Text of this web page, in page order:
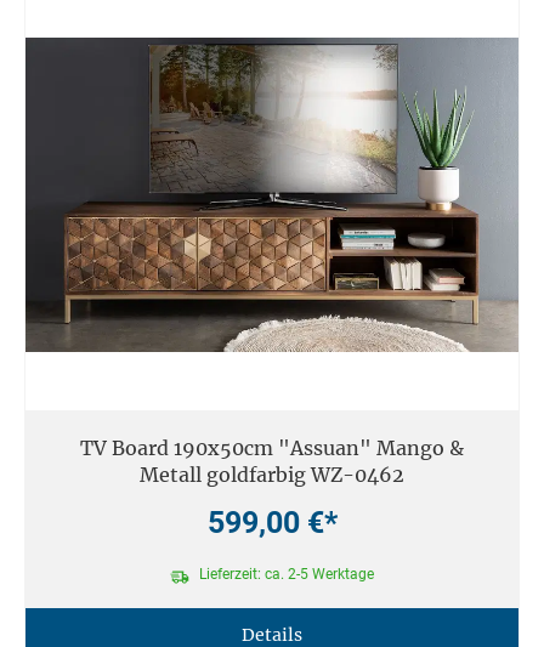
TV Board 190x50cm "Assuan" Mango &
Metall goldfarbig WZ-0462
599,00 €*
Lieferzeit: ca. 2-5 Werktage
Details